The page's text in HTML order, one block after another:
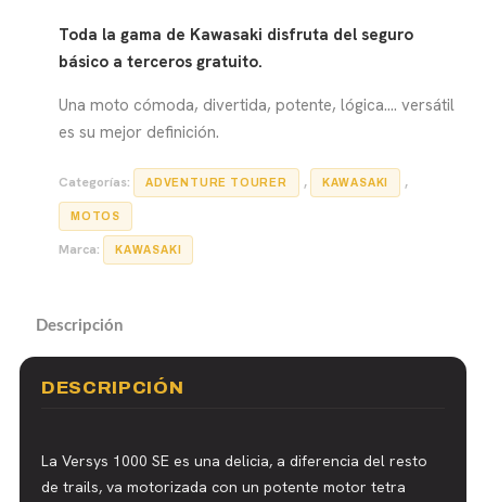
Toda la gama de Kawasaki disfruta del seguro
básico a terceros gratuito.
Una moto cómoda, divertida, potente, lógica…. versátil
es su mejor definición.
Categorías: ADVENTURE TOURER , KAWASAKI ,
MOTOS
Marca: KAWASAKI
Descripción
DESCRIPCIÓN
La Versys 1000 SE es una delicia, a diferencia del resto
de trails, va motorizada con un potente motor tetra